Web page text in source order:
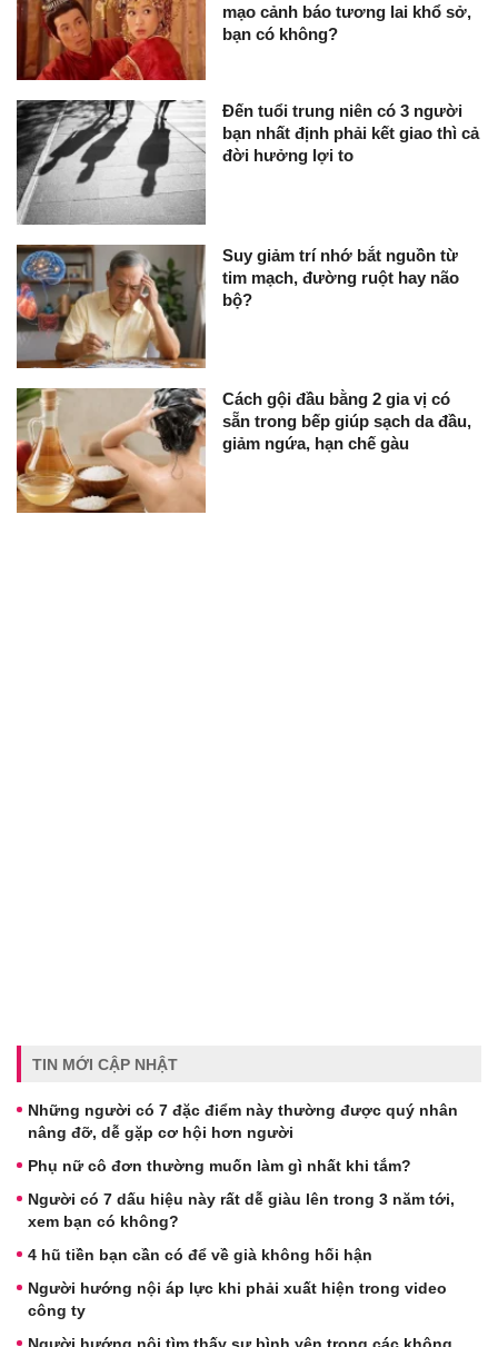
mạo cảnh báo tương lai khổ sở,
bạn có không?
Đến tuổi trung niên có 3 người
bạn nhất định phải kết giao thì cả
đời hưởng lợi to
Suy giảm trí nhớ bắt nguồn từ
tim mạch, đường ruột hay não
bộ?
Cách gội đầu bằng 2 gia vị có
sẵn trong bếp giúp sạch da đầu,
giảm ngứa, hạn chế gàu
TIN MỚI CẬP NHẬT
Những người có 7 đặc điểm này thường được quý nhân
nâng đỡ, dễ gặp cơ hội hơn người
Phụ nữ cô đơn thường muốn làm gì nhất khi tắm?
Người có 7 dấu hiệu này rất dễ giàu lên trong 3 năm tới,
xem bạn có không?
4 hũ tiền bạn cần có để về già không hối hận
Người hướng nội áp lực khi phải xuất hiện trong video
công ty